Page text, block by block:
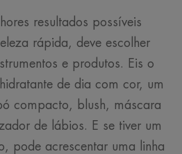
resultados possíveis
rápida, deve escolher
e produtos. Eis o
de dia com cor, um
compacto, blush, máscara
de lábios. E se tiver um
pode acrescentar uma linha